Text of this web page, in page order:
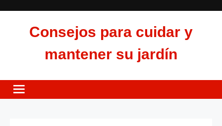
Consejos para cuidar y
mantener su jardín